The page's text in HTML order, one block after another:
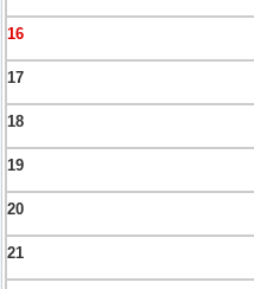
16
17
18
19
20
21